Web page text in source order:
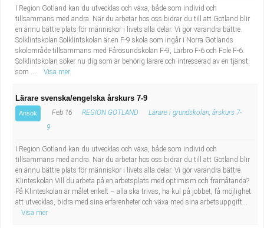
I Region Gotland kan du utvecklas och växa, både som individ och
tillsammans med andra. När du arbetar hos oss bidrar du till att Gotland blir
en ännu bättre plats för människor i livets alla delar. Vi gör varandra bättre.
Solklintskolan Solklintskolan är en F-9 skola som ingår i Norra Gotlands
skolområde tillsammans med Fårösundskolan F-9, Lärbro F-6 och Fole F-6.
Solklintskolan söker nu dig som är behörig lärare och intresserad av en tjänst
som ...
Visa mer
Lärare svenska/engelska årskurs 7-9
Ansök Feb 16 REGION GOTLAND
Lärare i grundskolan, årskurs 7-
9
I Region Gotland kan du utvecklas och växa, både som individ och
tillsammans med andra. När du arbetar hos oss bidrar du till att Gotland blir
en ännu bättre plats för människor i livets alla delar. Vi gör varandra bättre.
Klinteskolan Vill du arbeta på en arbetsplats med optimism och framåtanda?
På Klinteskolan är målet enkelt – alla ska trivas, ha kul på jobbet, få möjlighet
att utvecklas, bidra med sina erfarenheter och växa med sina arbetsuppgift...
Visa mer